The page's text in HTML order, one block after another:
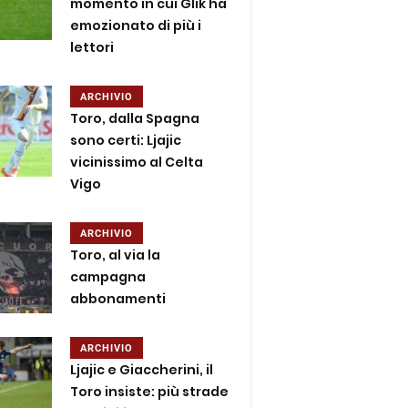
momento in cui Glik ha
emozionato di più i
lettori
ARCHIVIO
Toro, dalla Spagna
sono certi: Ljajic
vicinissimo al Celta
Vigo
ARCHIVIO
Toro, al via la
campagna
abbonamenti
ARCHIVIO
Ljajic e Giaccherini, il
Toro insiste: più strade